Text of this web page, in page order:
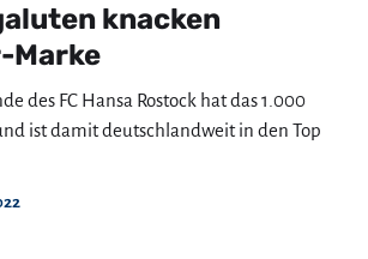
knacken
Marke
des FC Hansa Rostock hat das 1.000
ist damit deutschlandweit in den Top